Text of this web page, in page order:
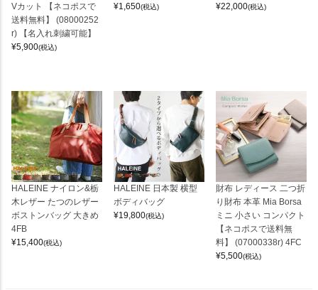
Vカット 【ネコポスで
送料無料】 (08000252
r) 【名入れ刺繍可能】
¥5,900(税込)
¥1,650(税込)
¥22,000(税込)
HALEINE ナイロン&栃
木レザー たつのレザー
ボストンバッグ 大きめ
4FB
¥15,400(税込)
HALEINE 日本製 横型
ボディバッグ
¥19,800(税込)
財布 レディース 二つ折
り財布 本革 Mia Borsa
ミニ 小さい コンパクト
【ネコポスで送料無
料】 (07000338r) 4FC
¥5,500(税込)